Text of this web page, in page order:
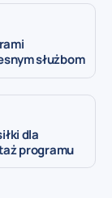
służbom
dla
programu